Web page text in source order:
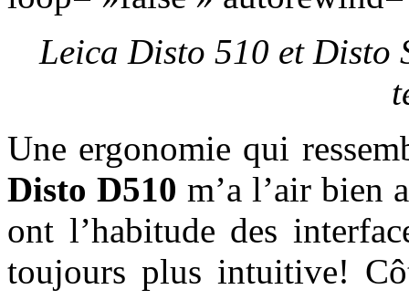
Leica Disto 510 et Disto
Une ergonomie qui
Disto D510 m’a l’air bien
ont l’habitude des
toujours plus intuitive!